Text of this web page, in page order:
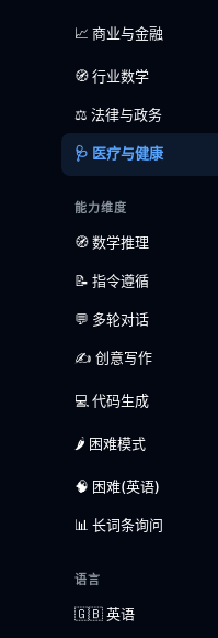
📈 商业与金融
🧭 行业数学
⚖️ 法律与政务
🩺 医疗与健康
能力维度
🧭 数学推理
📝 指令遵循
💬 多轮对话
✍️ 创意写作
💻 代码生成
🌶️ 困难模式
🧠 困难(英语)
📊 长词条询问
语言
🇬🇧 英语